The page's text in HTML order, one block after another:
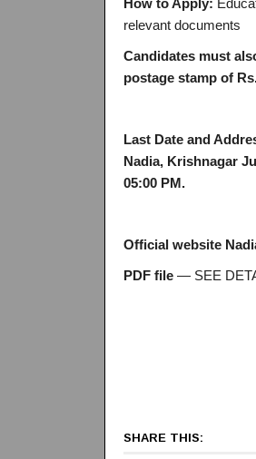
How to Apply:
relevant documents
Candidates must
postage stamp of
Last Date and
Nadia, Krishnagar
05:00 PM.
Official website
PDF file— SEE
SHARE THIS: